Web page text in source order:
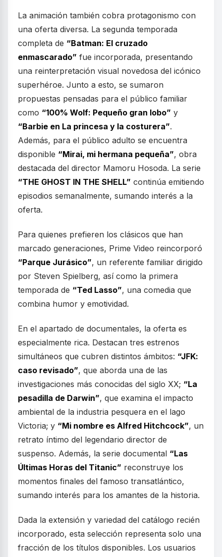
La animación también cobra protagonismo con
una oferta diversa. La segunda temporada
completa de “Batman: El cruzado
enmascarado” fue incorporada, presentando
una reinterpretación visual novedosa del icónico
superhéroe. Junto a esto, se sumaron
propuestas pensadas para el público familiar
como “100% Wolf: Pequeño gran lobo” y
“Barbie en La princesa y la costurera”.
Además, para el público adulto se encuentra
disponible “Mirai, mi hermana pequeña”, obra
destacada del director Mamoru Hosoda. La serie
“THE GHOST IN THE SHELL” continúa emitiendo
episodios semanalmente, sumando interés a la
oferta.
Para quienes prefieren los clásicos que han
marcado generaciones, Prime Video reincorporó
“Parque Jurásico”, un referente familiar dirigido
por Steven Spielberg, así como la primera
temporada de “Ted Lasso”, una comedia que
combina humor y emotividad.
En el apartado de documentales, la oferta es
especialmente rica. Destacan tres estrenos
simultáneos que cubren distintos ámbitos: “JFK:
caso revisado”, que aborda una de las
investigaciones más conocidas del siglo XX; “La
pesadilla de Darwin”, que examina el impacto
ambiental de la industria pesquera en el lago
Victoria; y “Mi nombre es Alfred Hitchcock”, un
retrato íntimo del legendario director de
suspenso. Además, la serie documental “Las
Últimas Horas del Titanic” reconstruye los
momentos finales del famoso transatlántico,
sumando interés para los amantes de la historia.
Dada la extensión y variedad del catálogo recién
incorporado, esta selección representa solo una
fracción de los títulos disponibles. Los usuarios